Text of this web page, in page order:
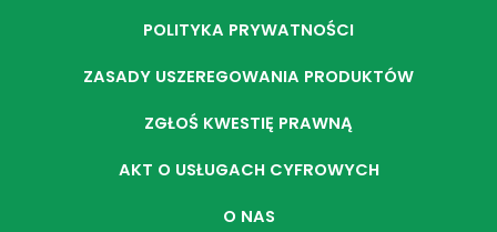
POLITYKA PRYWATNOŚCI
ZASADY USZEREGOWANIA PRODUKTÓW
ZGŁOŚ KWESTIĘ PRAWNĄ
AKT O USŁUGACH CYFROWYCH
O NAS